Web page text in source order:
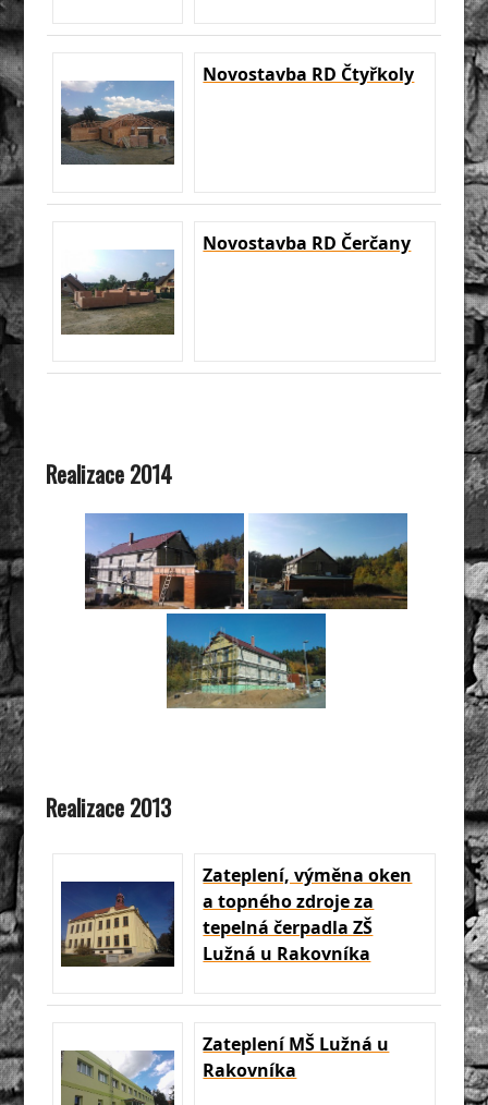
Novostavba RD Čtyřkoly
Novostavba RD Čerčany
Realizace 2014
Realizace 2013
Zateplení, výměna oken
a topného zdroje za
tepelná čerpadla ZŠ
Lužná u Rakovníka
Zateplení MŠ Lužná u
Rakovníka